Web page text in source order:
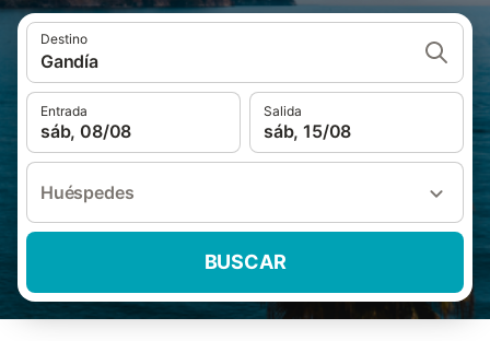
Destino
Gandía
Entrada
sáb, 08/08
Salida
sáb, 15/08
Huéspedes
BUSCAR